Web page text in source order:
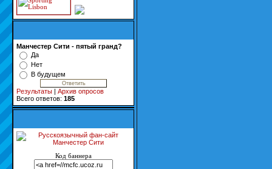
Манчестер Сити - пятый гранд?
Да
Нет
В будущем
Результаты | Архив опросов
Всего ответов: 185
Код баннера